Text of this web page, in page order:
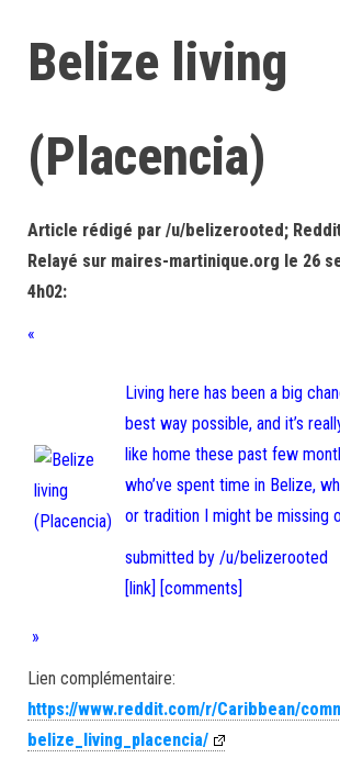
Belize living
(Placencia)
Article rédigé par /u/belizerooted;
Relayé sur maires-martinique.org le 26
4h02:
«
Living here has been a big
best way possible, and it’s
like home these past few
who’ve spent time in Belize,
or tradition I might be missing
submitted by /u/belizerooted
[link] [comments]
»
Lien complémentaire:
https://www.reddit.com/r/Caribbean/
belize_living_placencia/